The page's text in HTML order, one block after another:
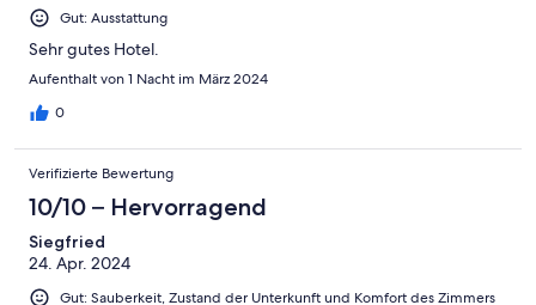
Ungenügend
Gut: Ausstattung
Sehr gutes Hotel.
Aufenthalt von 1 Nacht im März 2024
0
Verifizierte Bewertung
10/10 – Hervorragend
Siegfried
24. Apr. 2024
Gut: Sauberkeit, Zustand der Unterkunft und Komfort des Zimmers